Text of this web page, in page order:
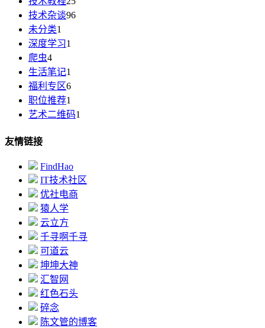
技术杂谈96
未分类1
深度学习1
爬虫4
生活笔记1
福利专区6
职位推荐1
艺术二维码1
友情链接
FindHao
IT技术社区
优社电商
猿人学
云立方
千寻啊千寻
可道云
坤坤大神
汇智网
红色石头
碎念
陈文管的博客